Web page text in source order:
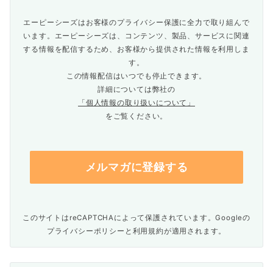
エーピーシーズはお客様のプライバシー保護に全力で取り組んで
います。エーピーシーズは、コンテンツ、製品、サービスに関連
する情報を配信するため、お客様から提供された情報を利用しま
す。
この情報配信はいつでも停止できます。
詳細については弊社の
「個人情報の取り扱いについて」
をご覧ください。
このサイトはreCAPTCHAによって保護されています。Googleの
プライバシーポリシー と 利用規約が適用されます。